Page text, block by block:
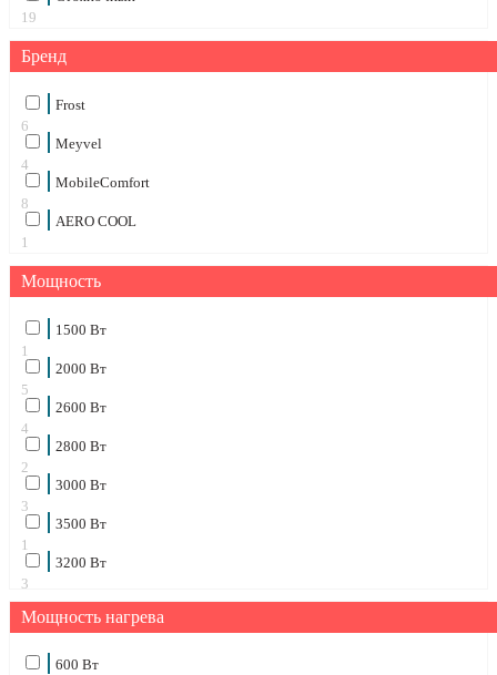
19
Бренд
Frost
6
Meyvel
4
MobileComfort
8
AERO COOL
1
Мощность
1500 Вт
1
2000 Вт
5
2600 Вт
4
2800 Вт
2
3000 Вт
3
3500 Вт
1
3200 Вт
3
Мощность нагрева
600 Вт